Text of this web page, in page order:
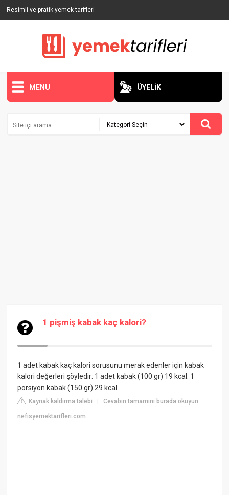
Resimli ve pratik yemek tarifleri
MENU ÜYELİK
1 pişmiş kabak kaç kalori?
1 adet kabak kaç kalori sorusunu merak edenler için kabak
kalori değerleri şöyledir: 1 adet kabak (100 gr) 19 kcal. 1
porsiyon kabak (150 gr) 29 kcal.
Kaynak kaldırma talebi |Cevabın tamamını burada okuyun:
nefisyemektarifleri.com